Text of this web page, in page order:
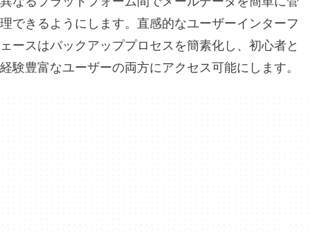
理できるようにします。直感的なユーザーインターフ
ェースはバックアッププロセスを簡素化し、初心者と
経験豊富なユーザーの両方にアクセス可能にします。